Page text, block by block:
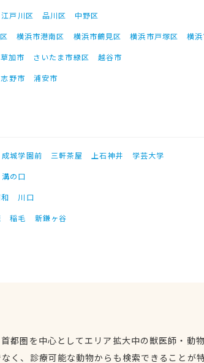
江戸川区 品川区
中野区
横浜市港南区 横浜市鶴見区 横浜市戸塚区
横
草加市 さいたま市緑区
越谷市
野市 浦安市
成城学園前 三軒茶屋 上石神井
学芸大学
溝の口
川口
稲毛 新鎌ヶ谷
都圏を中心としてエリア拡大中の獣医師・動
く、診療可能な動物からも検索できることが